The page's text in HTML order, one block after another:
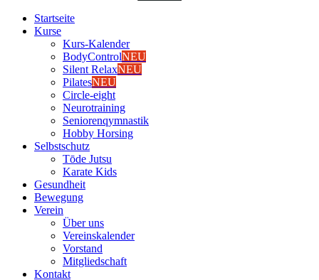
Start­sei­te
Kur­se
Kurs-Kalen­­der
Body­Con­trolNEU
Silent RelaxNEU
Pila­tesNEU
Cir­cle-eight
Neu­ro­trai­ning
Senio­ren­qym­nas­tik
Hob­by Hor­sing
Selbst­schutz
Tōde Jutsu
Kara­te Kids
Gesund­heit
Bewe­gung
Ver­ein
Über uns
Ver­einska­len­der
Vor­stand
Mit­glied­schaft
Kon­takt